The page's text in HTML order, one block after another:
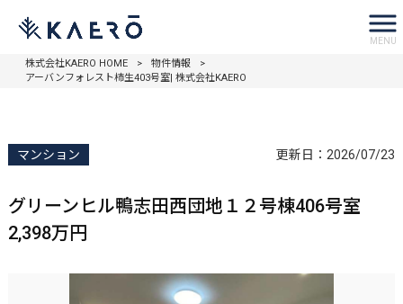
MENU
株式会社KAERO HOME > 物件情報
>
アーバンフォレスト柿生403号室| 株式会社KAERO
マンション 更新日： 2026/07/23
グリーンヒル鴨志田西団地１２号棟406号室
2,398万円